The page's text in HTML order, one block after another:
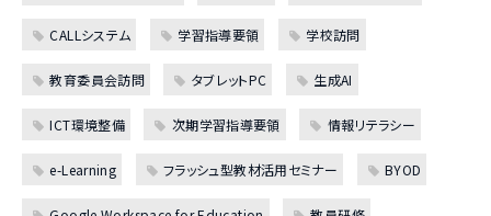
CALLシステム 学習指導要領 学校訪問
教育委員会訪問 タブレットPC 生成AI
ICT環境整備 次期学習指導要領 情報リテラシー
e-Learning フラッシュ型教材活用セミナー BYOD